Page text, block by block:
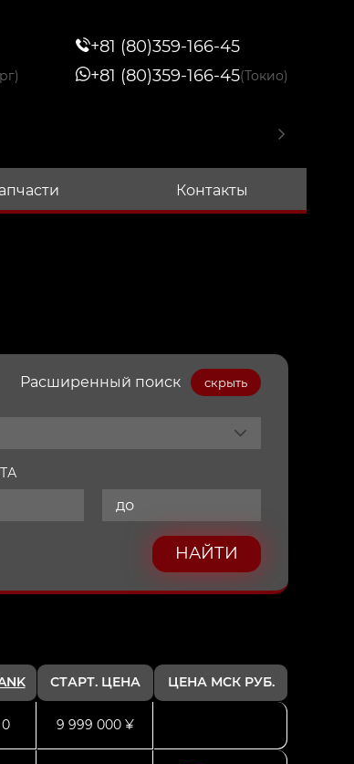
+81 (80)359-166-45
+81 (80)359-166-45(Токио)
Контакты
Расширенный поиск скрыть
НАЙТИ
СТАРТ. ЦЕНА ЦЕНА МСК РУБ.
0 9 999 000 ¥